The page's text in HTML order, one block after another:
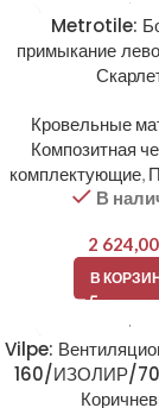
Metrotile:
примыкание
Кровельные
Композитная
комплектующие,
В
2 624,00
В
Vilpe:
160/ИЗОЛИР/